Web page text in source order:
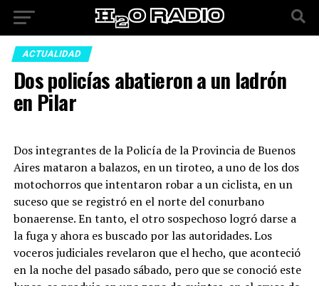
ACTUALIDAD
Dos policías abatieron a un ladrón
en Pilar
Dos integrantes de la Policía de la Provincia de Buenos
Aires mataron a balazos, en un tiroteo, a uno de los dos
motochorros que intentaron robar a un ciclista, en un
suceso que se registró en el norte del conurbano
bonaerense. En tanto, el otro sospechoso logró darse a
la fuga y ahora es buscado por las autoridades. Los
voceros judiciales revelaron que el hecho, que aconteció
en la noche del pasado sábado, pero que se conoció este